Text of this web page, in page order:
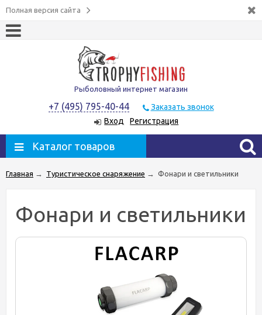
Полная версия сайта
Рыболовный интернет магазин
+7 (495) 795-40-44
Заказать звонок
Вход
Регистрация
Каталог товаров
Главная → Туристическое снаряжение → Фонари и светильники
Фонари и светильники